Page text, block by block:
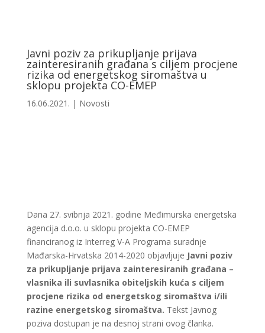
Javni poziv za prikupljanje prijava
zainteresiranih građana s ciljem procjene
rizika od energetskog siromaštva u
sklopu projekta CO-EMEP
16.06.2021. | Novosti
Dana 27. svibnja 2021. godine Međimurska energetska
agencija d.o.o. u sklopu projekta CO-EMEP
financiranog iz Interreg V-A Programa suradnje
Mađarska-Hrvatska 2014-2020 objavljuje Javni poziv
za prikupljanje prijava zainteresiranih građana –
vlasnika ili suvlasnika obiteljskih kuća s ciljem
procjene rizika od energetskog siromaštva i/ili
razine energetskog siromaštva. Tekst Javnog
poziva dostupan je na desnoj strani ovog članka.